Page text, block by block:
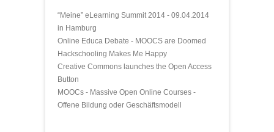
“Meine” eLearning Summit 2014 - 09.04.2014
in Hamburg
Online Educa Debate - MOOCS are Doomed
Hackschooling Makes Me Happy
Creative Commons launches the Open Access
Button
MOOCs - Massive Open Online Courses -
Offene Bildung oder Geschäftsmodell